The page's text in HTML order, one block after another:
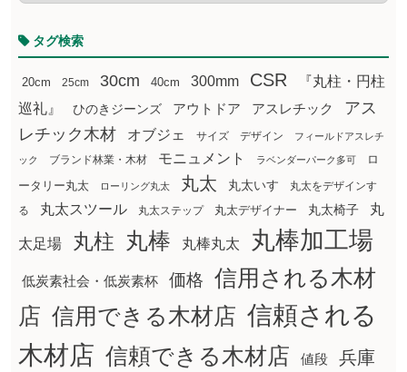
タグ検索
20cm 25cm 30cm 40cm 300mm CSR
『丸柱・円柱
巡礼』
ひのきジーンズ アウトドア アスレチック
アス
レチック木材
オブジェ サイズ デザイン フィールドアスレチ
ック ブランド林業・木材 モニュメント ラベンダーパーク多可
ロ
ータリー丸太
ローリング丸太 丸太 丸太いす
丸太をデザインす
る
丸太スツール 丸太ステップ 丸太デザイナー 丸太椅子 丸
太足場 丸柱 丸棒 丸棒丸太 丸棒加工場
低炭素社会・低炭素杯 価格
信用される木材
店 信用できる木材店 信頼される
木材店 信頼できる木材店 値段
兵庫